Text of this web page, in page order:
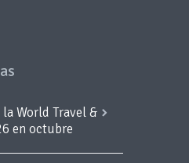
World Travel &
en octubre